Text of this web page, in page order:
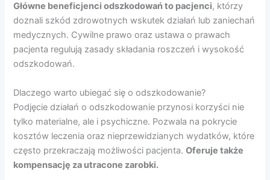
Główne beneficjenci odszkodowań to pacjenci, którzy
doznali szkód zdrowotnych wskutek działań lub zaniechań
medycznych. Cywilne prawo oraz ustawa o prawach
pacjenta regulują zasady składania roszczeń i wysokość
odszkodowań.
Dlaczego warto ubiegać się o odszkodowanie?
Podjęcie działań o odszkodowanie przynosi korzyści nie
tylko materialne, ale i psychiczne. Pozwala na pokrycie
kosztów leczenia oraz nieprzewidzianych wydatków, które
często przekraczają możliwości pacjenta.Oferuje także
kompensację za utracone zarobki.